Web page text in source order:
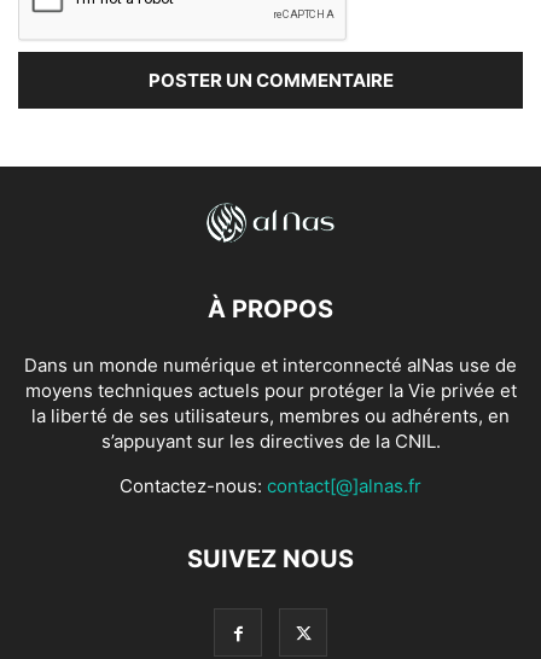
À PROPOS
Dans un monde numérique et interconnecté alNas use de
moyens techniques actuels pour protéger la Vie privée et
la liberté de ses utilisateurs, membres ou adhérents, en
s’appuyant sur les directives de la CNIL.
Contactez-nous: contact[@]alnas.fr
SUIVEZ NOUS